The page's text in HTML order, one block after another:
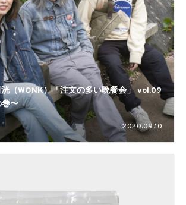
（WONK）「注文の多い晩餐会」 vol.09
〜
2020.09.10